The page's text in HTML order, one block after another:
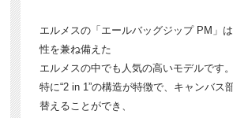
エルメスの「エールバッグジップ PM」
性を兼ね備えた
エルメスの中でも人気の高いモデルです。
特に“2 in 1”の構造が特徴で、キャンバス
替えることができ、